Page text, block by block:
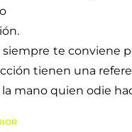
siempre te conviene
tienen una
mano quien odie